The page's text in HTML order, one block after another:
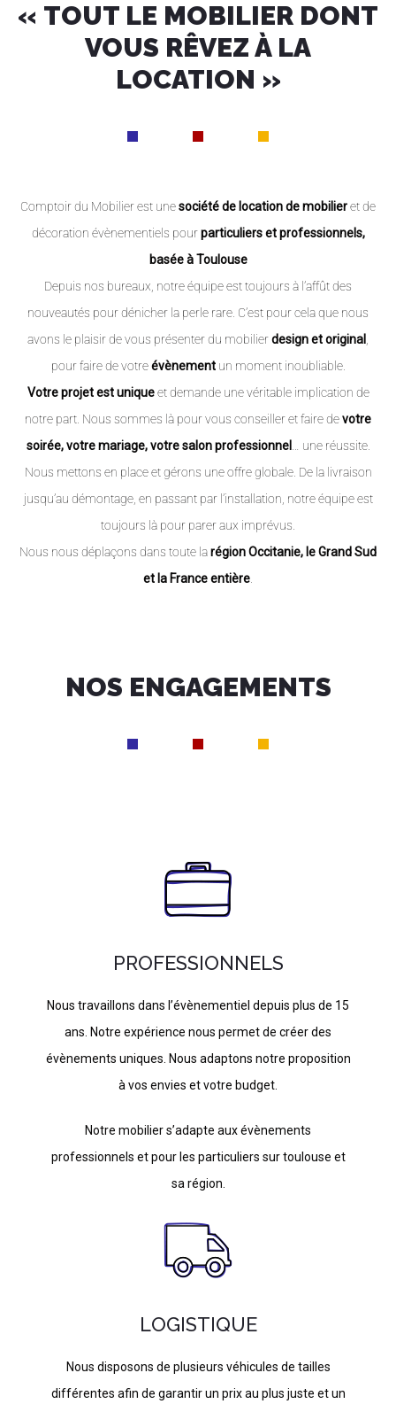
« TOUT LE MOBILIER DONT
VOUS RÊVEZ À LA
LOCATION »
Comptoir du Mobilier est unesociété de location de mobilieret de
décoration évènementiels pourparticuliers et professionnels,
basée à Toulouse
Depuis nos bureaux, notre équipe est toujours à l’affût des
nouveautés pour dénicher la perle rare. C’est pour cela que nous
avons le plaisir de vous présenter du mobilierdesign et original ,
pour faire de votreévènementun moment inoubliable.
Votre projet est uniqueet demande une véritable implication de
notre part. Nous sommes là pour vous conseiller et faire devotre
soirée, votre mariage, votre salon professionnel … une réussite.
Nous mettons en place et gérons une offre globale. De la livraison
jusqu’au démontage, en passant par l’installation, notre équipe est
toujours là pour parer aux imprévus.
Nous nous déplaçons dans toute larégion Occitanie, le Grand Sud
et la France entière.
NOS ENGAGEMENTS
PROFESSIONNELS
Nous travaillons dans l’évènementiel depuis plus de 15
ans. Notre expérience nous permet de créer des
évènements uniques. Nous adaptons notre proposition
à vos envies et votre budget.
Notre mobilier s’adapte aux évènements
professionnels et pour les particuliers sur toulouse et
sa région.
LOGISTIQUE
Nous disposons de plusieurs véhicules de tailles
différentes afin de garantir un prix au plus juste et un